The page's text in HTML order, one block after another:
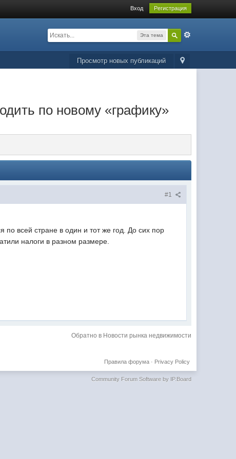
Вход Регистрация
Эта тема
Просмотр новых публикаций
по новому «графику»
#1
по всей стране в один и тот же год. До сих пор
налоги в разном размере.
Обратно в Новости рынка недвижимости
Privacy Policy
Правила форума·
Community Forum Software by IP.Board